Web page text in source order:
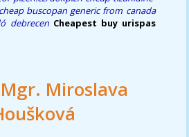
buscopan generic from canada
debrecen Cheapest buy urispas
Miroslava